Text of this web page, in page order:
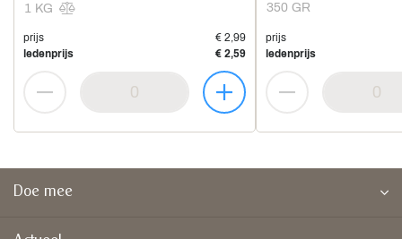
1 KG
prijs
€ 2,99
ledenprijs
€ 2,59
350 GR
prijs
ledenprijs
Doe mee